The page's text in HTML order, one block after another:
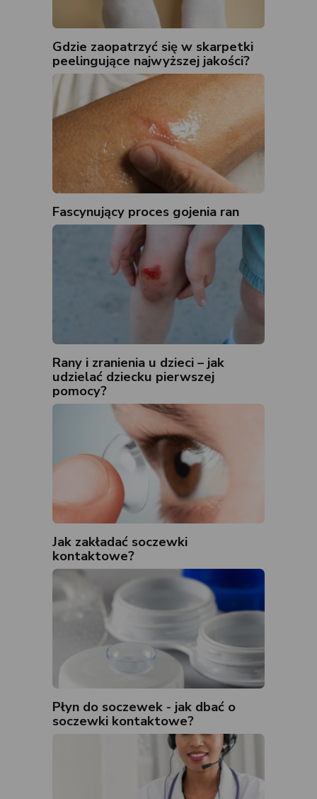
Gdzie zaopatrzyć się w skarpetki
peelingujące najwyższej jakości?
Fascynujący proces gojenia ran
Rany i zranienia u dzieci – jak
udzielać dziecku pierwszej
pomocy?
Jak zakładać soczewki
kontaktowe?
Płyn do soczewek - jak dbać o
soczewki kontaktowe?